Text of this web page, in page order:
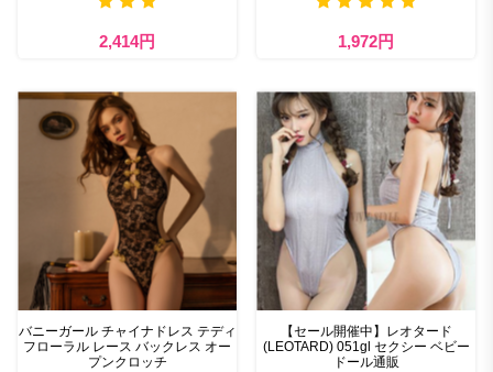
2,414円 1,972円
バニーガール チャイナドレス テディ
フローラル レース バックレス オー
プンクロッチ
【セール開催中】レオタード
(LEOTARD) 051gl セクシー ベビー
ドール通販